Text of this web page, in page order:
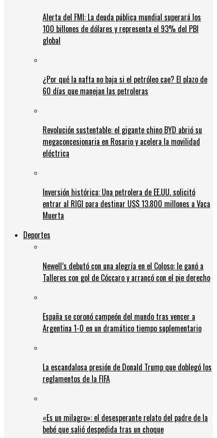
Alerta del FMI: La deuda pública mundial superará los
100 billones de dólares y representa el 93% del PBI
global
¿Por qué la nafta no baja si el petróleo cae? El plazo de
60 días que manejan las petroleras
Revolución sustentable: el gigante chino BYD abrió su
megaconcesionaria en Rosario y acelera la movilidad
eléctrica
Inversión histórica: Una petrolera de EE.UU. solicitó
entrar al RIGI para destinar US$ 13.800 millones a Vaca
Muerta
Deportes
Newell’s debutó con una alegría en el Coloso: le ganó a
Talleres con gol de Cóccaro y arrancó con el pie derecho
España se coronó campeón del mundo tras vencer a
Argentina 1-0 en un dramático tiempo suplementario
La escandalosa presión de Donald Trump que doblegó los
reglamentos de la FIFA
«Es un milagro»: el desesperante relato del padre de la
bebé que salió despedida tras un choque